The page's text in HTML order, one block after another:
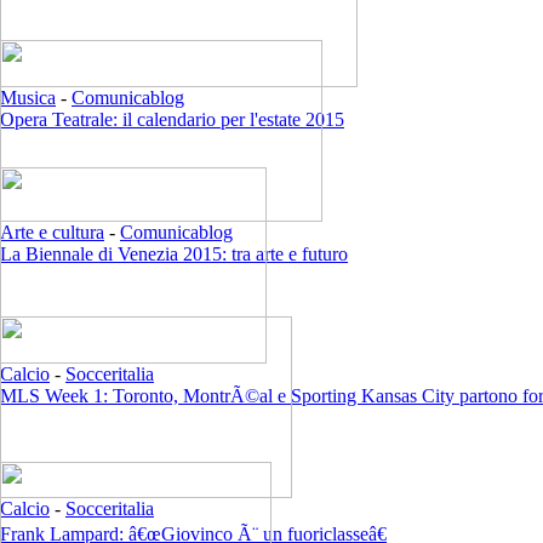
Musica - Comunicablog
Opera Teatrale: il calendario per l'estate 2015
Arte e cultura - Comunicablog
La Biennale di Venezia 2015: tra arte e futuro
Calcio - Socceritalia
MLS Week 1: Toronto, MontrÃ©al e Sporting Kansas City partono
Calcio - Socceritalia
Frank Lampard: â€œGiovinco Ã¨ un fuoriclasseâ€